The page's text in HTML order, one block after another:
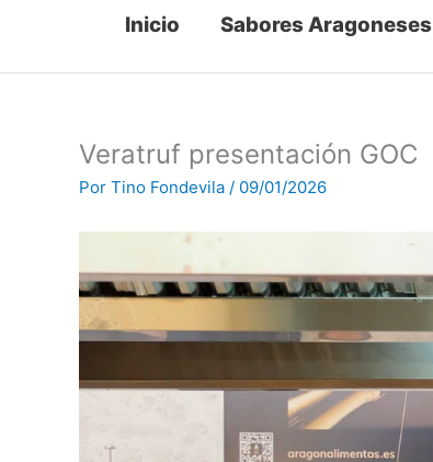
Inicio Sabores Aragoneses
Veratruf presentación GOC
Por Tino Fondevila / 09/01/2026